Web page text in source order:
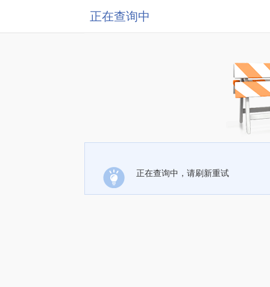
正在查询中
正在查询中，请刷新重试